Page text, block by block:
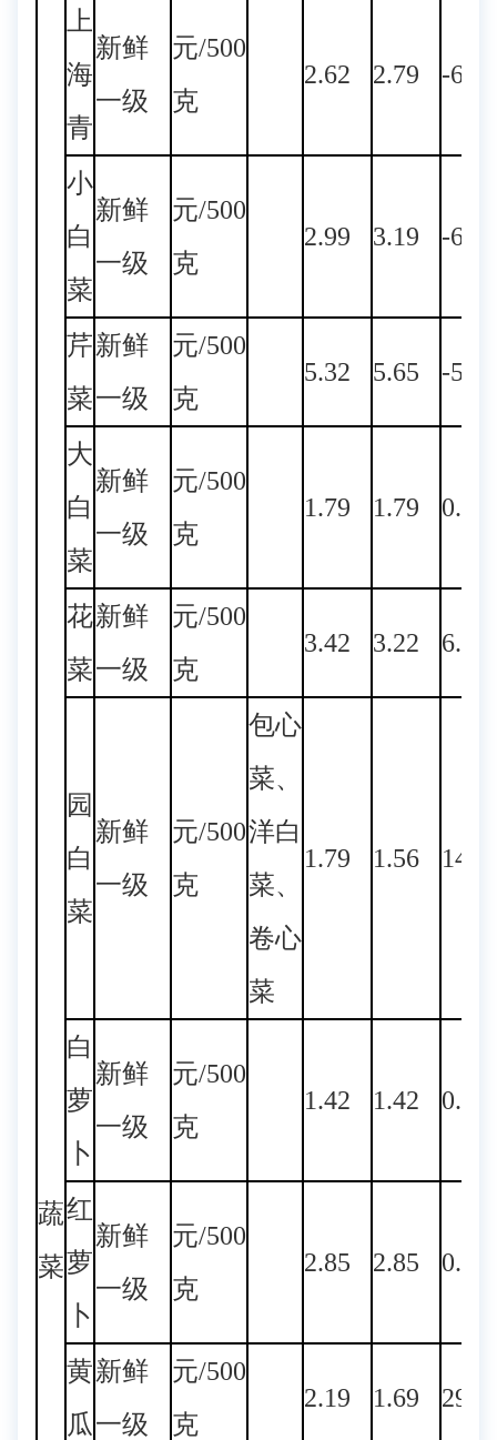
蔬
菜
上
海
青
新鲜
一级
元/500
克
2.62 2.79 -
小
白
菜
新鲜
一级
元/500
克
2.99 3.19 -
芹
菜
新鲜
一级
元/500
克
5.32 5.65 -
大
白
菜
新鲜
一级
元/500
克
1.79 1.79 0.00
花
菜
新鲜
一级
元/500
克
3.42 3.22 6.21
园
白
菜
新鲜
一级
元/500
克
包心
菜、
洋白
菜、
卷心
菜
1.79 1.56
白
萝
卜
新鲜
一级
元/500
克
1.42 1.42 0.00
红
萝
卜
新鲜
一级
元/500
克
2.85 2.85 0.00
黄
瓜
新鲜
一级
元/500
克
2.19 1.69